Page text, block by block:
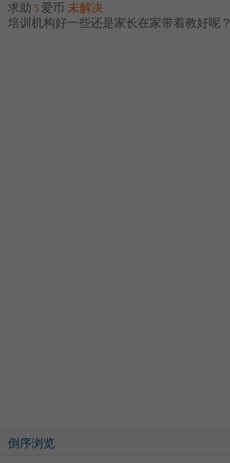
求助 5 爱币 未解决
培训机构好一些还是家长在家带着教好呢？
倒序浏览